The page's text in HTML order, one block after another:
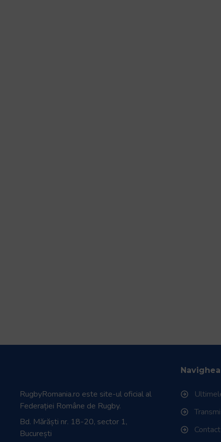
RugbyRomania.ro este site-ul oficial al
Federației Române de Rugby.
Bd. Mărăști nr. 18-20, sector 1,
București